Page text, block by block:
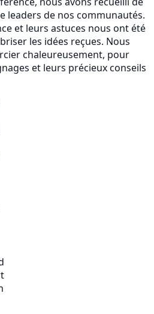
leaders de nos communautés.
et leurs astuces nous ont été
les idées reçues. Nous
chaleureusement, pour
et leurs précieux conseils